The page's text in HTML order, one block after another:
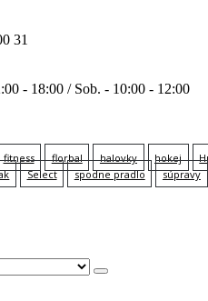
31
- 18:00 / Sob. - 10:00 - 12:00
fitness florbal halovky hokej
Select spodne pradlo súpravy